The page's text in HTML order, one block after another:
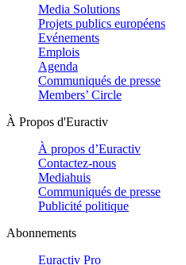
Media Solutions
Projets publics européens
Evénements
Emplois
Agenda
Communiqués de presse
Members’ Circle
À Propos d'Euractiv
À propos d’Euractiv
Contactez-nous
Mediahuis
Communiqués de presse
Publicité politique
Abonnements
Euractiv Pro